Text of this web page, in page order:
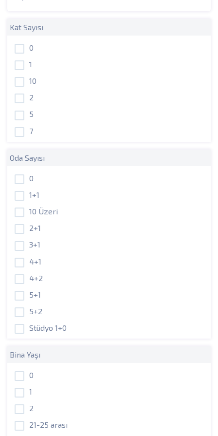
Kat Sayısı
0
1
10
2
5
7
Oda Sayısı
0
1+1
10 Üzeri
2+1
3+1
4+1
4+2
5+1
5+2
Stüdyo 1+0
Bina Yaşı
0
1
2
21-25 arası